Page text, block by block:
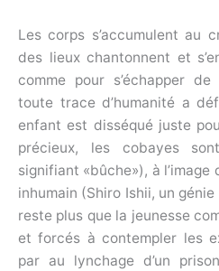
Les corps s’accumulent au
des lieux chantonnent et
comme pour s’échapper
toute trace d’humanité a
enfant est disséqué juste
précieux, les cobayes
signifiant «bûche»), à l’image
inhumain (Shiro Ishii, un
reste plus que la jeunesse
et forcés à contempler les
par au lynchage d’un